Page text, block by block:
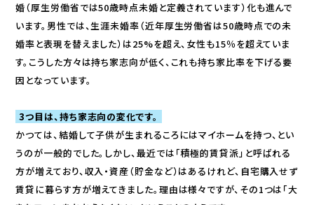
婚（厚生労働省では50歳時点未婚と定義されています）化も進んで
います。男性では、生涯未婚率（近年厚生労働省は50歳時点での未
婚率と表現を替えました）は25%を超え、女性も15％を超えていま
す。こうした方々は持ち家志向が低く、これも持ち家比率を下げる要
因となっています。
3つ目は、持ち家志向の変化です。
かつては、結婚して子供が生まれるころにはマイホームを持つ、とい
うのが一般的でした。しかし、最近では「積極的賃貸派」と呼ばれる
方が増えており、収入・資産（貯金など）はあるけれど、自宅購入せず
賃貸に暮らす方が増えてきました。理由は様々ですが、その1つは「大